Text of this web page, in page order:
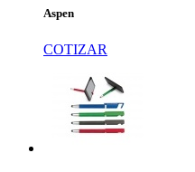
Aspen
COTIZAR